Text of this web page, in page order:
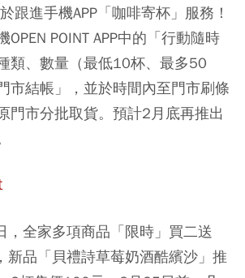
跟進手機APP「咖啡寄杯」服務！
POINT APP中的「行動隨時
類、數量（最低10杯、最多50
市結帳」，並於時間內至門市刷條
門市分批取貨。預計2月底再推出
，全家多項商品「限時」買二送
新品「貝禮詩草莓奶酒酷繽沙」推